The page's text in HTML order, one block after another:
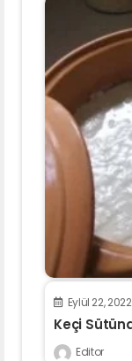
Eylül 22, 2022
Keçi
Editor